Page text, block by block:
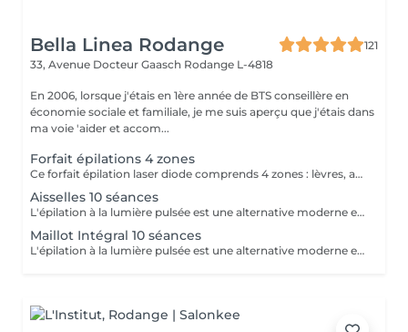
Bella Linea Rodange
121
33, Avenue Docteur Gaasch Rodange L-4818
En 2006, lorsque j'étais en 1ère année de BTS conseillère en
économie sociale et familiale, je me suis aperçu que j'étais dans
ma voie 'aider et accom...
Forfait épilations 4 zones
Ce forfait épilation laser diode comprends 4 zones : lèvres, aisselles, maillot intégral et jambes complètes. Ce tarif est à la séance pour les 4 zones.
Aisselles 10 séances
L'épilation à la lumière pulsée est une alternative moderne et performante aux méthodes d'épilation traditionnelles. En émettant des impulsions lumineuses ciblées, elle agit directement sur la racine du poil, affaiblissant progressivement sa repousse jusqu'à obtenir une réduction significative et durable de la pilosité. Les bénéfices : Réduction durable de la pilosité Peau lisse et nette sur le long terme Zones multiples traitées : visage, jambes, aisselles, maillot, bras, dos Méthode sûre et efficace, réalisée par une professionnelle qualifiée Un protocole réalisé en cure, sur plusieurs séances, pour un résultat optimal et adapté à chaque type de peau et de pilosité.
Maillot Intégral 10 séances
L'épilation à la lumière pulsée est une alternative moderne et performante aux méthodes d'épilation traditionnelles. En émettant des impulsions lumineuses ciblées, elle agit directement sur la racine du poil, affaiblissant progressivement sa repousse jusqu'à obtenir une réduction significative et durable de la pilosité. Les bénéfices : Réduction durable de la pilosité Peau lisse et nette sur le long terme Zones multiples traitées : visage, jambes, aisselles, maillot, bras, dos Méthode sûre et efficace, réalisée par une professionnelle qualifiée Un protocole réalisé en cure, sur plusieurs séances, pour un résultat optimal et adapté à chaque type de peau et de pilosité.